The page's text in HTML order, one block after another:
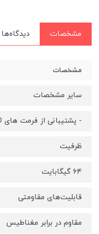
مشخصات دیدگاه‌ها
مشخصات
سایر مشخصات
- پشتیبانی از فرمت های Full HD و ۳D
ظرفیت
۶۴ گیگابایت
قابلیت‌های مقاومتی
مقاوم در برابر مغناطیس